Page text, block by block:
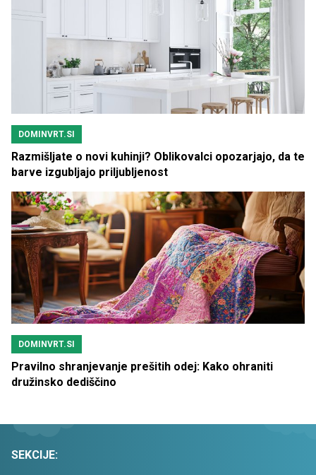
DOMINVRT.SI
Razmišljate o novi kuhinji? Oblikovalci opozarjajo, da te
barve izgubljajo priljubljenost
DOMINVRT.SI
Pravilno shranjevanje prešitih odej: Kako ohraniti
družinsko dediščino
SEKCIJE: